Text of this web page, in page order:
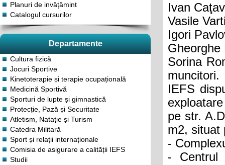
Planuri de invățămint
Catalogul cursurilor
Departamente
Cultura fizică
Jocuri Sportive
Kinetoterapie și terapie ocupațională
Medicină Sportivă
Sporturi de lupte și gimnastică
Protecție, Pază și Securitate
Atletism, Natație și Turism
Catedra Militară
Sport și relații internaționale
Comisia de asigurare a calității IEFS
Studii
Ivan
Vasile
Igori
Gheorghe
Sorina
muncitori.
IEFS
pe str.
m2, situat
-
- Centrul